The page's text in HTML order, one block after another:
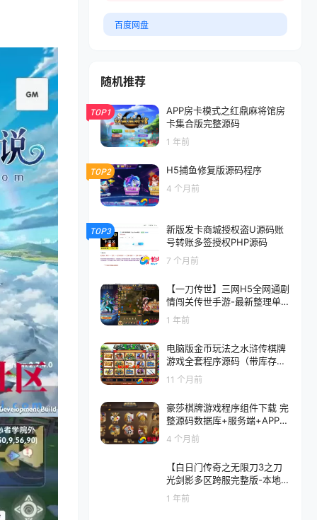
百度网盘
随机推荐
TOP1
APP房卡模式之红鼎麻将馆房
卡集合版完整源码
1 年前
TOP2 H5捕鱼修复版源码程序
4 个月前
TOP3
新版发卡商城授权盗U源码账
号转账多签授权PHP源码
7 个月前
【一刀传世】三网H5全网通剧
情闯关传世手游-最新整理单机
一键即玩镜像端-打包Linux服
务端源码视频架设教程
1 年前
电脑版金币玩法之水浒传棋牌
游戏全套程序源码（带库存控
制）
11 个月前
豪莎棋牌游戏程序组件下载 完
整源码数据库+服务端+APP双
4 个月前
【白日门传奇之无限刀3之刀
光剑影多区跨服完整版-本地注
册验证】单职业大型PK角色扮
演类传奇手游-win服务端源码
1 年前